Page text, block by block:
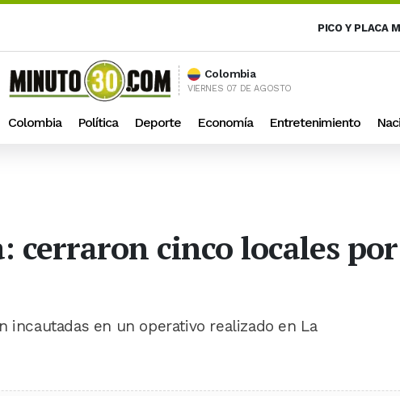
PICO Y PLACA
Colombia
VIERNES 07 DE AGOSTO
Colombia Política Deporte Economía Entretenimiento
cerraron cinco locales
incautadas en un operativo realizado en La